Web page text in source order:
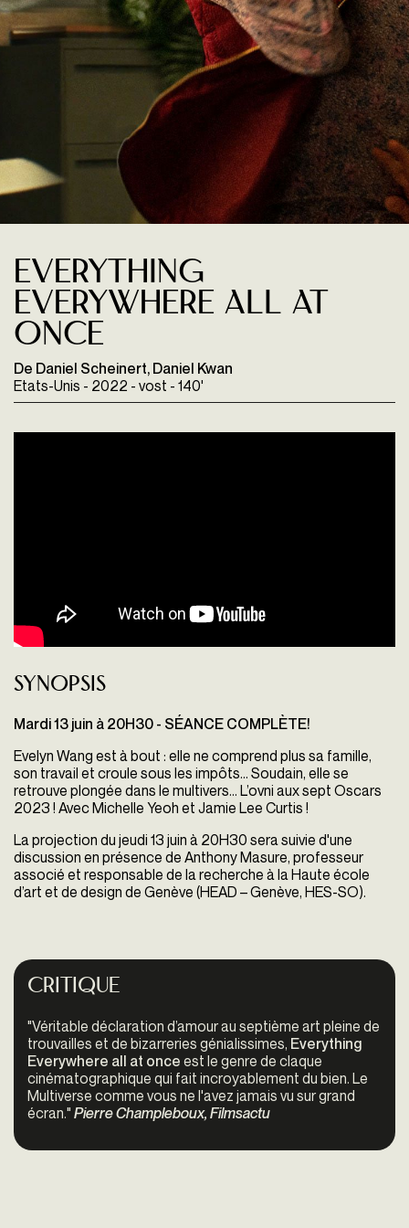
Everything
Everywhere All at
Once
De Daniel Scheinert, Daniel Kwan
Etats-Unis - 2022 - vost - 140'
Synopsis
Mardi 13 juin à 20H30 - SÉANCE COMPLÈTE!
Evelyn Wang est à bout : elle ne comprend plus sa famille,
son travail et croule sous les impôts… Soudain, elle se
retrouve plongée dans le multivers… L’ovni aux sept Oscars
2023 ! Avec Michelle Yeoh et Jamie Lee Curtis !
La projection du jeudi 13 juin à 20H30 sera suivie d'une
discussion en présence de Anthony Masure, professeur
associé et responsable de la recherche à la Haute école
d’art et de design de Genève (HEAD – Genève, HES-SO).
Critique
"Véritable déclaration d’amour au septième art pleine de
trouvailles et de bizarreries génialissimes, Everything
Everywhere all at once est le genre de claque
cinématographique qui fait incroyablement du bien. Le
Multiverse comme vous ne l'avez jamais vu sur grand
écran." Pierre Champleboux, Filmsactu